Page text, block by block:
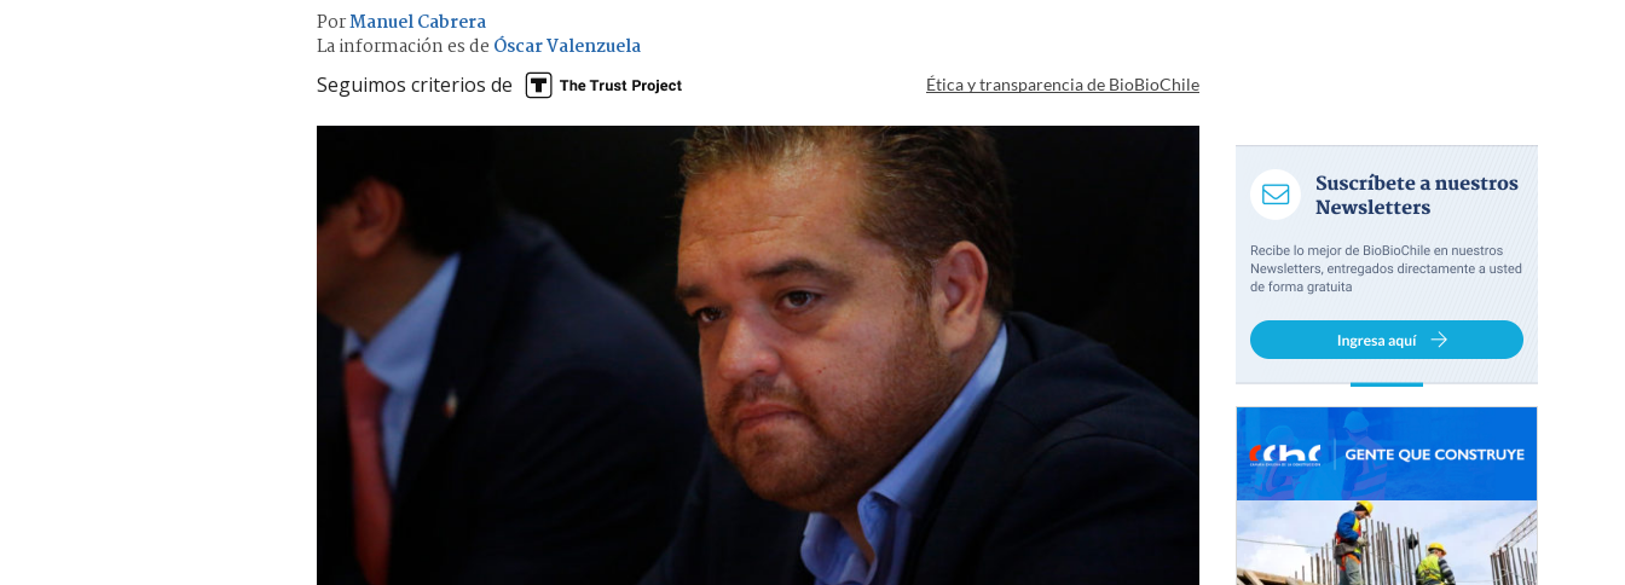
PorManuel Cabrera
La información es de Óscar Valenzuela
Seguimos criterios de Ética y transparencia de BioBioChile